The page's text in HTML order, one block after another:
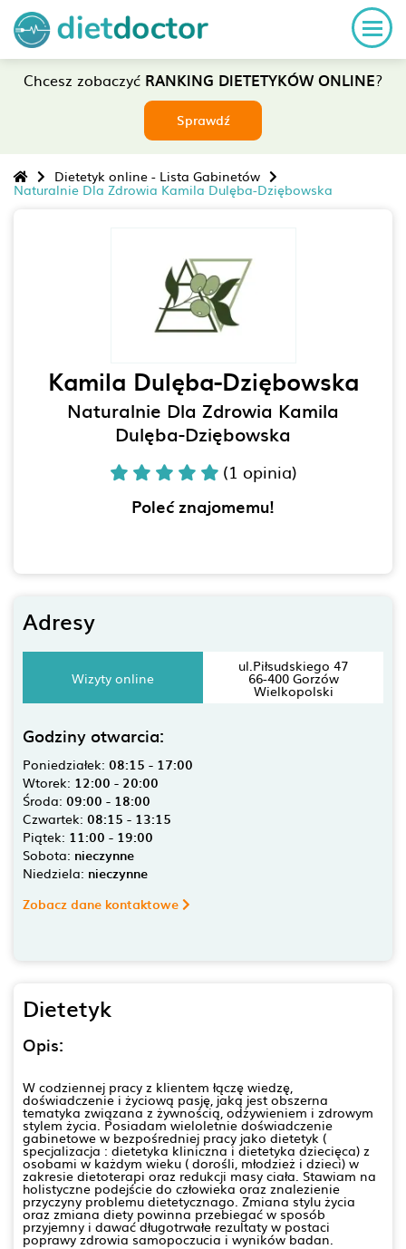
Chcesz zobaczyć RANKING DIETETYKÓW ONLINE?
Sprawdź
Dietetyk online - Lista Gabinetów
Naturalnie Dla Zdrowia Kamila Dulęba-Dziębowska
Kamila Dulęba-Dziębowska
Naturalnie Dla Zdrowia Kamila
Dulęba-Dziębowska
(1 opinia)
Poleć znajomemu!
Adresy
Wizyty online
ul.Piłsudskiego 47
66-400 Gorzów
Wielkopolski
Godziny otwarcia:
Poniedziałek: 08:15 - 17:00
Wtorek: 12:00 - 20:00
Środa: 09:00 - 18:00
Czwartek: 08:15 - 13:15
Piątek: 11:00 - 19:00
Sobota: nieczynne
Niedziela: nieczynne
Zobacz dane kontaktowe
Dietetyk
Opis:
W codziennej pracy z klientem łączę wiedzę,
doświadczenie i życiową pasję, jaką jest obszerna
tematyka związana z żywnością, odżywieniem i zdrowym
stylem życia. Posiadam wieloletnie doświadczenie
gabinetowe w bezpośredniej pracy jako dietetyk (
specjalizacja : dietetyka kliniczna i dietetyka dziecięca) z
osobami w każdym wieku ( dorośli, młodzież i dzieci) w
zakresie dietoterapi oraz redukcji masy ciała. Stawiam na
holistyczne podejście do człowieka oraz znalezienie
przyczyny problemu dietetycznago. Zmiana stylu życia
oraz zmiana diety powinna przebiegać w sposób
przyjemny i dawać długotrwałe rezultaty w postaci
poprawy zdrowia samopoczucia i wyników badan.